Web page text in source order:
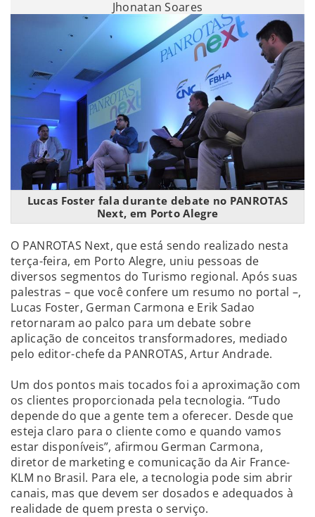
Jhonatan Soares
Lucas Foster fala durante debate no PANROTAS
Next, em Porto Alegre
O PANROTAS Next, que está sendo realizado nesta
terça-feira, em Porto Alegre, uniu pessoas de
diversos segmentos do Turismo regional. Após suas
palestras – que você confere um resumo no portal –,
Lucas Foster, German Carmona e Erik Sadao
retornaram ao palco para um debate sobre
aplicação de conceitos transformadores, mediado
pelo editor-chefe da PANROTAS, Artur Andrade.
Um dos pontos mais tocados foi a aproximação com
os clientes proporcionada pela tecnologia. “Tudo
depende do que a gente tem a oferecer. Desde que
esteja claro para o cliente como e quando vamos
estar disponíveis”, afirmou German Carmona,
diretor de marketing e comunicação da Air France-
KLM no Brasil. Para ele, a tecnologia pode sim abrir
canais, mas que devem ser dosados e adequados à
realidade de quem presta o serviço.